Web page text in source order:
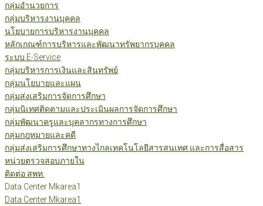
กลุ่มอำนวยการ
กลุ่มบริหารงานบุคคล
นโยบายการบริหารงานบุคคล
หลักเกณฑ์การบริหารและพัฒนาทรัพยากรบุคคล
ระบบ E-Service
กลุ่มบริหารการเงินและสินทรัพย์
กลุ่มนโยบายและแผน
กลุ่มส่งเสริมการจัดการศึกษา
กลุ่มนิเทศติดตามและประเมินผลการจัดการศึกษา
กลุ่มพัฒนาครูและบุคลากรทางการศึกษา
กลุ่มกฎหมายและคดี
กลุ่มส่งเสริมการศึกษาทางไกลเทคโนโลยีสารสนเทศ และการสื่อสาร
หน่วยตรวจสอบภายใน
ติดต่อ สพท.
Data Center Mkarea1
Data Center Mkarea1